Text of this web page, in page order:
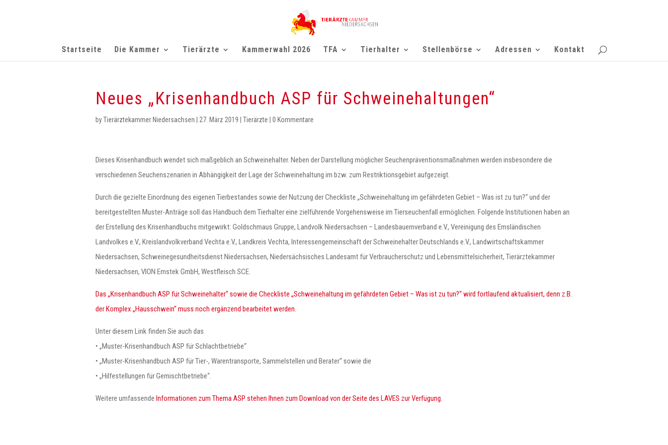
Startseite Die Kammer Tierärzte Kammerwahl 2026 TFA Tierhalter Stellenbörse Adressen Kontakt
Neues „Krisenhandbuch ASP für Schweinehaltungen“
byTierärztekammer Niedersachsen 27. März 2019 Tierärzte 0 Kommentare
Dieses Krisenhandbuch wendet sich maßgeblich an Schweinehalter. Neben der Darstellung möglicher Seuchenpräventionsmaßnahmen werden insbesondere die
verschiedenen Seuchenszenarien in Abhängigkeit der Lage der Schweinehaltung im bzw. zum Restriktionsgebiet aufgezeigt.
Durch die gezielte Einordnung des eigenen Tierbestandes sowie der Nutzung der Checkliste „Schweinehaltung im gefährdeten Gebiet – Was ist zu tun?“ und der
bereitgestellten Muster-Anträge soll das Handbuch dem Tierhalter eine zielführende Vorgehensweise im Tierseuchenfall ermöglichen. Folgende Institutionen haben an
der Erstellung des Krisenhandbuchs mitgewirkt: Goldschmaus Gruppe, Landvolk Niedersachsen – Landesbauernverband e.V., Vereinigung des Emsländischen
Landvolkes e.V., Kreislandvolkverband Vechta e.V., Landkreis Vechta, Interessengemeinschaft der Schweinehalter Deutschlands e.V., Landwirtschaftskammer
Niedersachsen, Schweinegesundheitsdienst Niedersachsen, Niedersächsisches Landesamt für Verbraucherschutz und Lebensmittelsicherheit, Tierärztekammer
Niedersachsen, VION Emstek GmbH, Westfleisch SCE.
Das „Krisenhandbuch ASP für Schweinehalter“ sowie die Checkliste „Schweinehaltung im gefährdeten Gebiet – Was ist zu tun?“ wird fortlaufend aktualisiert, denn z.B.
der Komplex „Hausschwein“ muss noch ergänzend bearbeitet werden.
Unter diesem Link finden Sie auch das
• „Muster-Krisenhandbuch ASP für Schlachtbetriebe“
• „Muster-Krisenhandbuch ASP für Tier-, Warentransporte, Sammelstellen und Berater“ sowie die
• „Hilfestellungen für Gemischtbetriebe“.
Weitere umfassende Informationen zum Thema ASP stehen Ihnen zum Download von der Seite des LAVES zur Verfügung.